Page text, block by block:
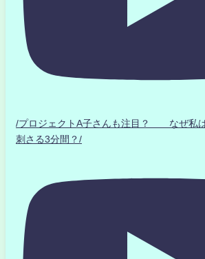
/プロジェクトA子さんも注目？ なぜ私
刺さる3分間？/